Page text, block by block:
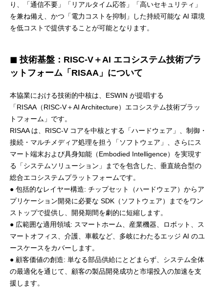
り、「通信不要」「リアルタイム応答」「高いセキュリティ」
を兼ね備え、かつ「電力コストを抑制」した持続可能な AI 環境
を低コストで提供することが可能となります。
◼ 技術基盤：RISC-V＋AI エコシステム技術プラ
ットフォーム「RISAA」について
本協業における技術的中核は、ESWIN が提唱する
「RISAA（RISC-V＋AI Architecture）エコシステム技術プラッ
トフォーム」です。
RISAA は、RISC-V コアを中核とする「ハードウェア」、制御・
接続・マルチメディア処理を担う「ソフトウェア」、さらにス
マート端末および具身知能（Embodied Intelligence）を実現す
る「システムソリューション」までを包含した、垂直統合型の
総合エコシステムプラットフォームです。
● 包括的なレイヤー構造: チップセット（ハードウェア）からア
プリケーション開発に必要な SDK（ソフトウェア）までをワン
ストップで提供し、開発期間を劇的に短縮します。
● 広範囲な適用領域: スマートホーム、産業機器、ロボット、ス
マートオフィス、介護、車載など、多岐にわたるエッジ AI のユ
ースケースをカバーします。
● 顧客価値の創造: 単なる部品供給にとどまらず、システム全体
の最適化を通じて、顧客の製品開発成功と市場投入の加速を支
援します。